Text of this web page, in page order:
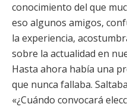
conocimiento del que
eso algunos amigos,
la experiencia,
sobre la actualidad en
Hasta ahora había una
que nunca fallaba.
«¿Cuándo convocará